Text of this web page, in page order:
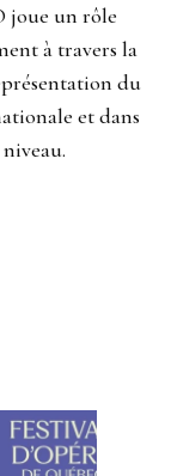
joue un rôle
à travers la
du
et dans